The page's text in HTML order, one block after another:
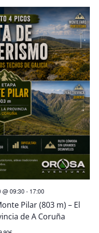
Pilar (803 m) – El
de A Coruña
@ 09:30 - 17:00